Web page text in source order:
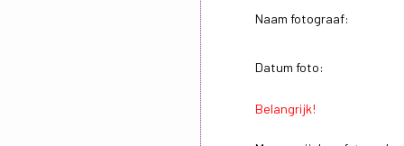
Naam fotograaf:
Datum foto:
Belangrijk!